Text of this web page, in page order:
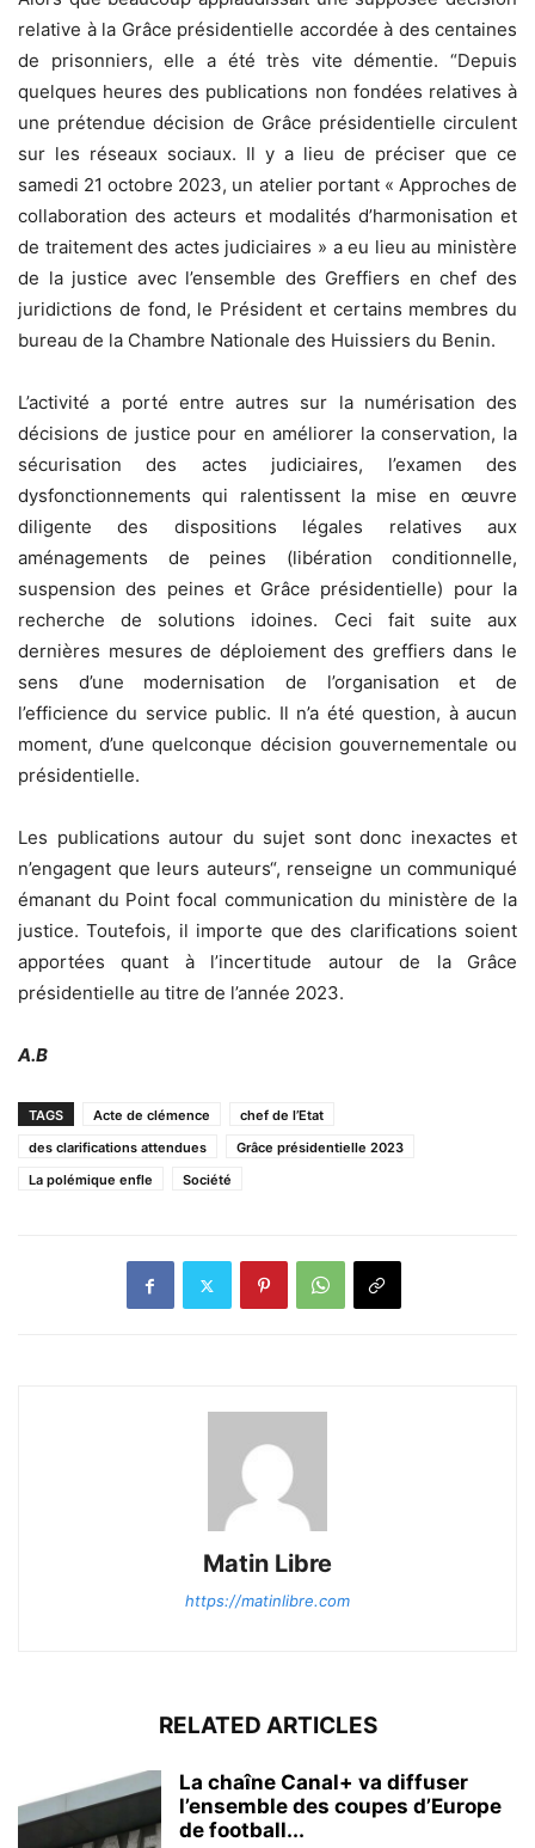
relative à la Grâce présidentielle accordée à des centaines
de prisonniers, elle a été très vite démentie. “Depuis
quelques heures des publications non fondées relatives à
une prétendue décision de Grâce présidentielle circulent
sur les réseaux sociaux. Il y a lieu de préciser que ce
samedi 21 octobre 2023, un atelier portant « Approches de
collaboration des acteurs et modalités d’harmonisation et
de traitement des actes judiciaires » a eu lieu au ministère
de la justice avec l’ensemble des Greffiers en chef des
juridictions de fond, le Président et certains membres du
bureau de la Chambre Nationale des Huissiers du Benin.
L’activité a porté entre autres sur la numérisation des
décisions de justice pour en améliorer la conservation, la
sécurisation des actes judiciaires, l’examen des
dysfonctionnements qui ralentissent la mise en œuvre
diligente des dispositions légales relatives aux
aménagements de peines (libération conditionnelle,
suspension des peines et Grâce présidentielle) pour la
recherche de solutions idoines. Ceci fait suite aux
dernières mesures de déploiement des greffiers dans le
sens d’une modernisation de l’organisation et de
l’efficience du service public. Il n’a été question, à aucun
moment, d’une quelconque décision gouvernementale ou
présidentielle.
Les publications autour du sujet sont donc inexactes et
n’engagent que leurs auteurs“, renseigne un communiqué
émanant du Point focal communication du ministère de la
justice. Toutefois, il importe que des clarifications soient
apportées quant à l’incertitude autour de la Grâce
présidentielle au titre de l’année 2023.
A.B
TAGS Acte de clémence
chef de l’Etat
des clarifications attendues
Grâce présidentielle 2023
La polémique enfle
Société
Matin Libre
https://matinlibre.com
RELATED ARTICLES
La chaîne Canal+ va diffuser
l’ensemble des coupes d’Europe
de football...